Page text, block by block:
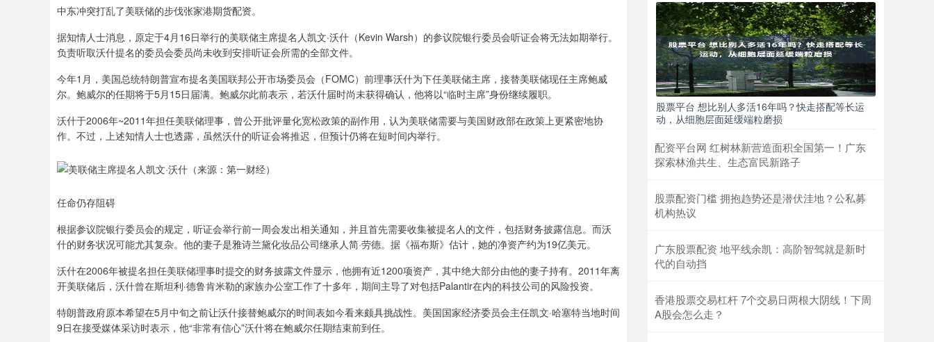
中东冲突打乱了美联储的步伐张家港期货配资。
据知情人士消息，原定于4月16日举行的美联储主席提名人凯文·沃什（Kevin Warsh）的参议院银行委员会听证会将无法如期举行。
负责听取沃什提名的委员会委员尚未收到安排听证会所需的全部文件。
今年1月，美国总统特朗普宣布提名美国联邦公开市场委员会（FOMC）前理事沃什为下任美联储主席，接替美联储现任主席鲍威
尔。鲍威尔的任期将于5月15日届满。鲍威尔此前表示，若沃什届时尚未获得确认，他将以“临时主席”身份继续履职。
沃什于2006年~2011年担任美联储理事，曾公开批评量化宽松政策的副作用，认为美联储需要与美国财政部在政策上更紧密地协
作。不过，上述知情人士也透露，虽然沃什的听证会将推迟，但预计仍将在短时间内举行。
任命仍存阻碍
根据参议院银行委员会的规定，听证会举行前一周会发出相关通知，并且首先需要收集被提名人的文件，包括财务披露信息。而沃
什的财务状况可能尤其复杂。他的妻子是雅诗兰黛化妆品公司继承人简·劳德。据《福布斯》估计，她的净资产约为19亿美元。
沃什在2006年被提名担任美联储理事时提交的财务披露文件显示，他拥有近1200项资产，其中绝大部分由他的妻子持有。2011年离
开美联储后，沃什曾在斯坦利·德鲁肯米勒的家族办公室工作了十多年，期间主导了对包括Palantir在内的科技公司的风险投资。
特朗普政府原本希望在5月中旬之前让沃什接替鲍威尔的时间表如今看来颇具挑战性。美国国家经济委员会主任凯文·哈塞特当地时间
9日在接受媒体采访时表示，他“非常有信心”沃什将在鲍威尔任期结束前到任。
股票平台 想比别人多活16年吗？快走搭配等长运
动，从细胞层面延缓端粒磨损
配资平台网 红树林新营造面积全国第一！广东
探索林渔共生、生态富民新路子
股票配资门槛 拥抱趋势还是潜伏洼地？公私募
机构热议
广东股票配资 地平线余凯：高阶智驾就是新时
代的自动挡
香港股票交易杠杆 7个交易日两根大阴线！下周
A股会怎么走？